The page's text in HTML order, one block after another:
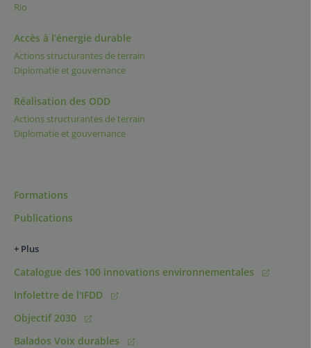
Rio
Accès à l’énergie durable
Actions structurantes de terrain
Diplomatie et gouvernance
Réalisation des ODD
Actions structurantes de terrain
Diplomatie et gouvernance
Formations
Publications
+ Plus
Catalogue des 100 innovations environnementales
Infolettre de l'IFDD
Objectif 2030
Balados Voix durables